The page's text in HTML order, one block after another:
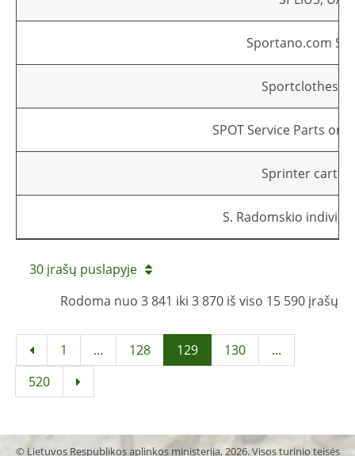
Sportano.com
Sportclothes,
SPOT Service Parts or
Sprinter carts,
S. Radomskio
30 įrašų puslapyje
Rodoma nuo 3 841 iki 3 870 iš viso 15 590 įrašų
1 ... 128 129 130
...
520
© Lietuvos Respublikos aplinkos ministerija, 2026. Visos turinio teisės